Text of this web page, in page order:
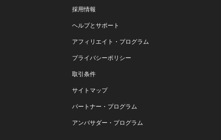
採用情報
ヘルプとサポート
アフィリエイト・プログラム
プライバシーポリシー
取引条件
サイトマップ
パートナー・プログラム
アンバサダー・プログラム